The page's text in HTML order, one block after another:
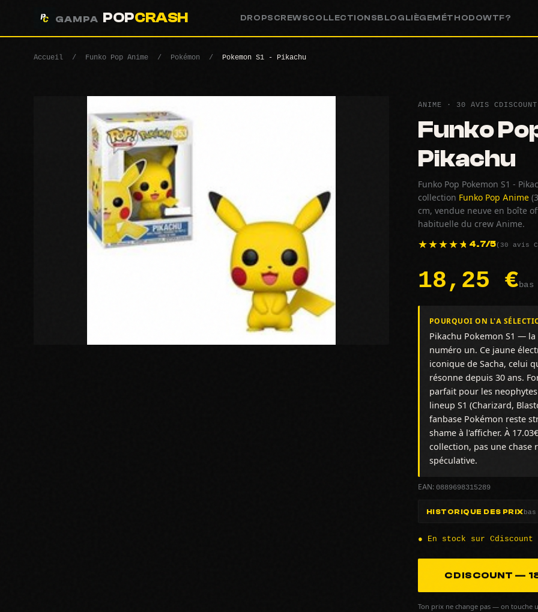
GAMPA POPCRASH DROPS CREWSCOLLECTIONSBLOG LIÈGEMÉTHODOWTF?
Accueil / Funko Pop Anime / Pokémon / Pokemon S1 - Pikachu
ANIME · 30 AVIS CDISCOUNT
Funko
Pikachu
Funko Pop Pokemon S1 -
collection Funko Pop Anime
cm, vendue neuve en boîte
habituelle du crew Anime.
4.7/5(30 avis
18,25 €
POURQUOI ON L'A
Pikachu Pokemon S1 —
numéro un. Ce jaune
iconique de Sacha, celui
résonne depuis 30 ans.
parfait pour les
lineup S1 (Charizard,
fanbase Pokémon reste
shame à l'afficher. À
collection, pas une chase
spéculative.
EAN: 0889698315289
HISTORIQUE DES PRIX
● En stock sur Cdiscount
CDISCOUNT —
Ton prix ne change pas — on touche